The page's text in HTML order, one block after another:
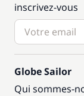
inscrivez-vous
Globe Sailor
Qui sommes-